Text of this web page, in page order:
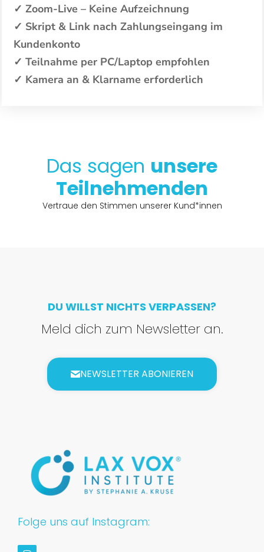
✓ Zoom-Live – Keine Aufzeichnung
✓ Skript & Link nach Zahlungseingang im
Kundenkonto
✓ Teilnahme per PC/Laptop empfohlen
✓ Kamera an & Klarname erforderlich
Das sagen unsere
Teilnehmenden
Vertraue den Stimmen unserer Kund*innen
DU WILLST NICHTS VERPASSEN?
Meld dich zum Newsletter an.
NEWSLETTER ABONIEREN
Folge uns auf Instagram: